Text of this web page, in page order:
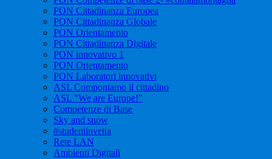
PON Cittadinanza Europea
PON Cittadinanza Globale
PON Orientamento
PON Cittadinanza Digitale
PON innovativo 1
PON Orientamento
PON Laboratori innovativi
ASL Componiamo il cittadino
ASL "We are Europe!"
Competenze di Base
Sky and snow
#studentinvetta
Rete LAN
Ambienti Digitali